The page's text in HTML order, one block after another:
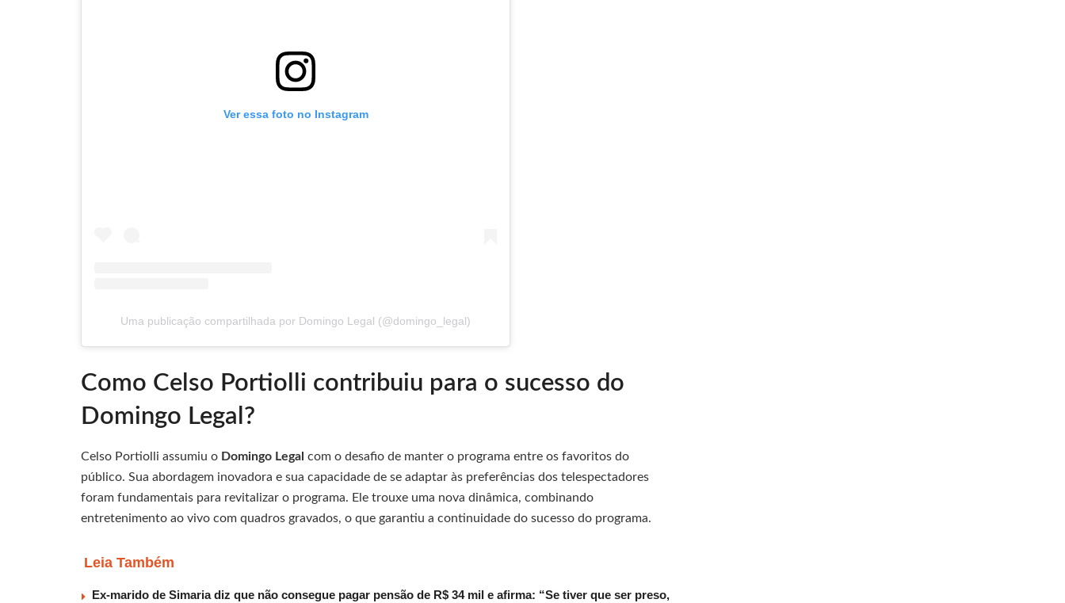
Ver essa foto no Instagram
Uma publicação compartilhada por Domingo Legal (@domingo_legal)
Como Celso Portiolli contribuiu para o sucesso do
Domingo Legal?
Celso Portiolli assumiu o Domingo Legal com o desafio de manter o programa entre os favoritos do
público. Sua abordagem inovadora e sua capacidade de se adaptar às preferências dos telespectadores
foram fundamentais para revitalizar o programa. Ele trouxe uma nova dinâmica, combinando
entretenimento ao vivo com quadros gravados, o que garantiu a continuidade do sucesso do programa.
Leia Também
Ex-marido de Simaria diz que não consegue pagar pensão de R$ 34 mil e afirma: “Se tiver que ser preso,